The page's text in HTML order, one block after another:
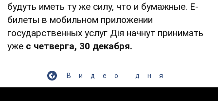
будуть иметь ту же силу, что и бумажные. Е-
билеты в мобильном приложении
государственных услуг Дія начнут принимать
уже с четверга, 30 декабря.
Видео дня